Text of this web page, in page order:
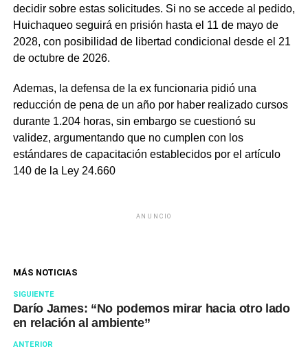
decidir sobre estas solicitudes. Si no se accede al pedido,
Huichaqueo seguirá en prisión hasta el 11 de mayo de
2028, con posibilidad de libertad condicional desde el 21
de octubre de 2026.
Ademas, la defensa de la ex funcionaria pidió una
reducción de pena de un año por haber realizado cursos
durante 1.204 horas, sin embargo se cuestionó su
validez, argumentando que no cumplen con los
estándares de capacitación establecidos por el artículo
140 de la Ley 24.660
ANUNCIO
MÁS NOTICIAS
SIGUIENTE
Darío James: “No podemos mirar hacia otro lado
en relación al ambiente”
ANTERIOR